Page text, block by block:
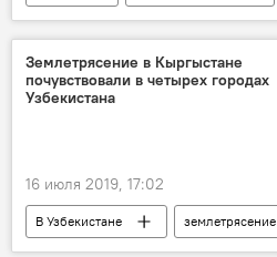
малый хадж
Землетрясение в Кыргыстане
почувствовали в четырех городах
Узбекистана
16 июля 2019, 17:02
В Узбекистане
землетрясение